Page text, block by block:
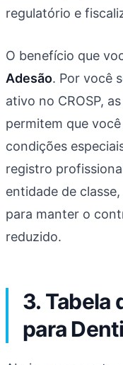
regulatório e
O benefício que
Adesão. Por você
ativo no CROSP,
permitem que
condições
registro
entidade de
para manter o
reduzido.
3. Tabela
para